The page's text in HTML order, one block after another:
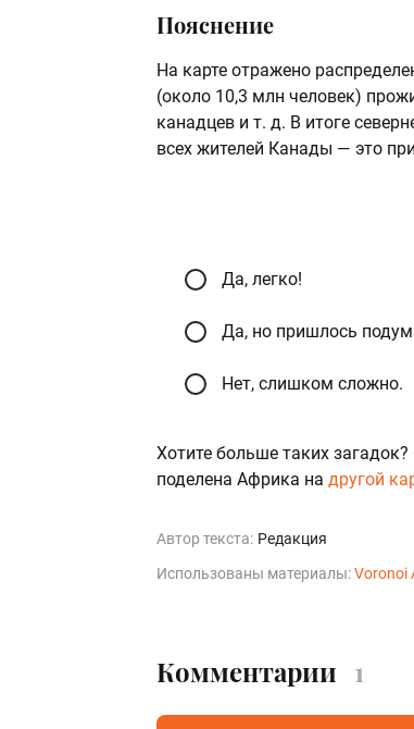
Пояснение
На карте отражено
(около 10,3 млн человек)
канадцев и т. д. В итоге
всех жителей Канады — это
Да, легко!
Да, но пришлось
Нет, слишком сложно.
Хотите больше таких
поделена Африка на другой
Автор текста: Редакция
Использованы материалы:Voronoi
Комментарии 1